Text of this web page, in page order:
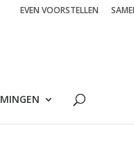
EVEN VOORSTELLEN